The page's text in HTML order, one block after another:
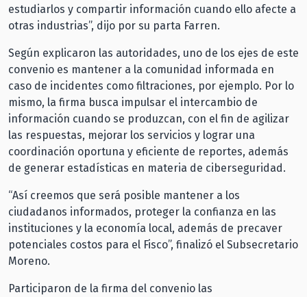
estudiarlos y compartir información cuando ello afecte a
otras industrias”, dijo por su parta Farren.
Según explicaron las autoridades, uno de los ejes de este
convenio es mantener a la comunidad informada en
caso de incidentes como filtraciones, por ejemplo. Por lo
mismo, la firma busca impulsar el intercambio de
información cuando se produzcan, con el fin de agilizar
las respuestas, mejorar los servicios y lograr una
coordinación oportuna y eficiente de reportes, además
de generar estadísticas en materia de ciberseguridad.
“Así creemos que será posible mantener a los
ciudadanos informados, proteger la confianza en las
instituciones y la economía local, además de precaver
potenciales costos para el Fisco”, finalizó el Subsecretario
Moreno.
Participaron de la firma del convenio las